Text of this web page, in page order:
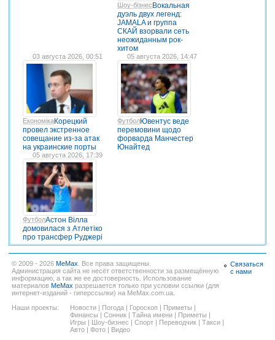
Шоу-бізнесВокальная
дуэль двух легенд:
JAMALA и группа
СКАЙ взорвали сеть
неожиданным рок-
хитом
03 августа 2026, 00:51
ЕкономікаКорецкий
провел экстренное
совещание из-за атак
на украинские порты
05 августа 2026, 14:47
ФутболЮвентус веде
перемовини щодо
форварда Манчестер
Юнайтед
05 августа 2026, 17:39
ФутболАстон Вілла
домовилася з Атлетіко
про трансфер Руджері
© 2009 - 2026 MeMax . Все права защищены.
Администрация сайта не несёт ответственности за размещённую
информацию, а так же ее достоверность. Использование
материалов MeMax разрешается только при условии ссылки (для
интернет-изданий - гиперссылки) на MeMax.com.ua.
Наши проекты:
Новости | Погода | Гороскоп | Приметы |
Финансы | Сонник | Тайна имени | Приметы |
Игры | Шоу-бизнес | Спорт | Переводчик | Такси |
Авто | Фото | Видео
Связаться
с нами